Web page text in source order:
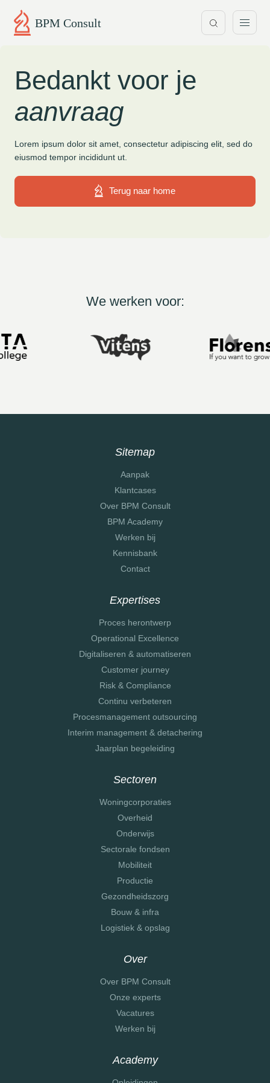
BPM Consult
Bedankt voor je
aanvraag
Lorem ipsum dolor sit amet, consectetur adipiscing elit, sed do
eiusmod tempor incididunt ut.
Terug naar home
We werken voor:
Sitemap
Aanpak
Klantcases
Over BPM Consult
BPM Academy
Werken bij
Kennisbank
Contact
Expertises
Proces herontwerp
Operational Excellence
Digitaliseren & automatiseren
Customer journey
Risk & Compliance
Continu verbeteren
Procesmanagement outsourcing
Interim management & detachering
Jaarplan begeleiding
Sectoren
Woningcorporaties
Overheid
Onderwijs
Sectorale fondsen
Mobiliteit
Productie
Gezondheidszorg
Bouw & infra
Logistiek & opslag
Over
Over BPM Consult
Onze experts
Vacatures
Werken bij
Academy